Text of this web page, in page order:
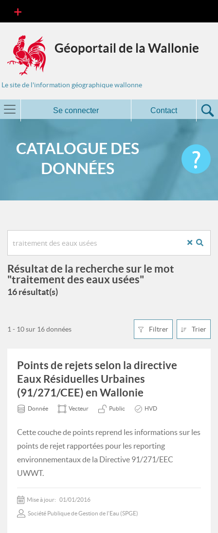
Géoportail de la Wallonie
Le site de l'information géographique wallonne
Se connecter Contact
CATALOGUE DES
DONNÉES
Résultat de la recherche sur le mot
"traitement des eaux usées"
16 résultat(s)
Filtrer Trier
1 - 10 sur 16 données
Points de rejets selon la directive
Eaux Résiduelles Urbaines
(91/271/CEE) en Wallonie
Donnée Vecteur Public HVD
Cette couche de points reprend les informations sur les
points de rejet rapportées pour les reporting
environnementaux de la Directive 91/271/EEC
UWWT.
Mise à jour: 01/01/2016
Société Publique de Gestion de l'Eau (SPGE)